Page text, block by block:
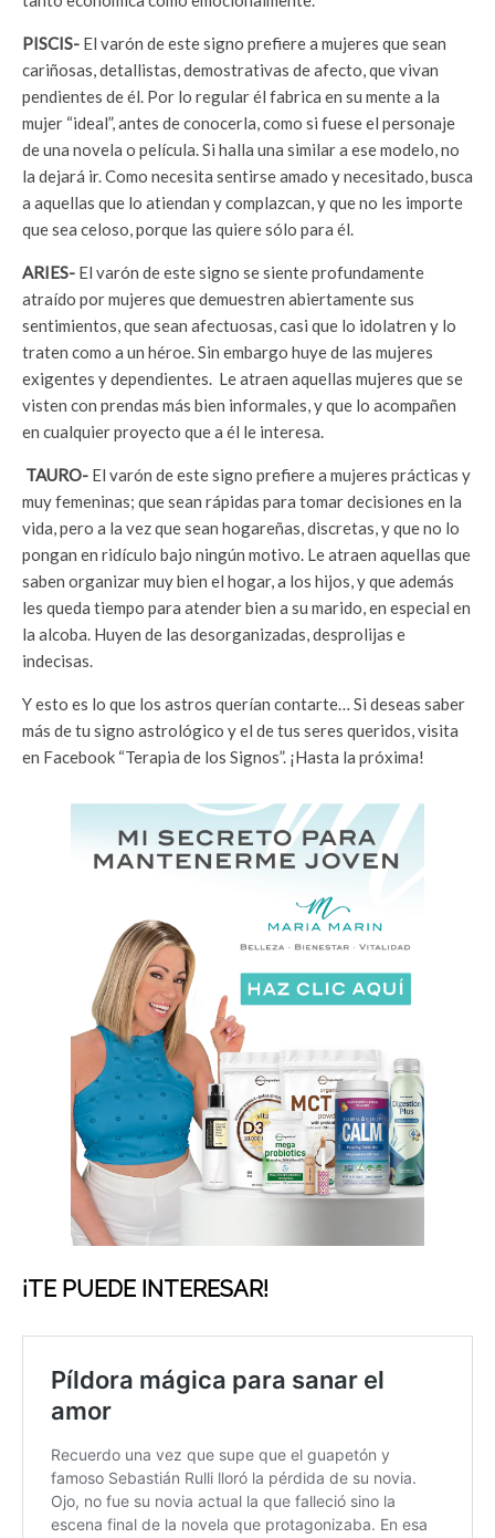
PISCIS- El varón de este signo prefiere a mujeres que sean
cariñosas, detallistas, demostrativas de afecto, que vivan
pendientes de él. Por lo regular él fabrica en su mente a la
mujer “ideal”, antes de conocerla, como si fuese el personaje
de una novela o película. Si halla una similar a ese modelo, no
la dejará ir. Como necesita sentirse amado y necesitado, busca
a aquellas que lo atiendan y complazcan, y que no les importe
que sea celoso, porque las quiere sólo para él.
ARIES- El varón de este signo se siente profundamente
atraído por mujeres que demuestren abiertamente sus
sentimientos, que sean afectuosas, casi que lo idolatren y lo
traten como a un héroe. Sin embargo huye de las mujeres
exigentes y dependientes. Le atraen aquellas mujeres que se
visten con prendas más bien informales, y que lo acompañen
en cualquier proyecto que a él le interesa.
TAURO- El varón de este signo prefiere a mujeres prácticas y
muy femeninas; que sean rápidas para tomar decisiones en la
vida, pero a la vez que sean hogareñas, discretas, y que no lo
pongan en ridículo bajo ningún motivo. Le atraen aquellas que
saben organizar muy bien el hogar, a los hijos, y que además
les queda tiempo para atender bien a su marido, en especial en
la alcoba. Huyen de las desorganizadas, desprolijas e
indecisas.
Y esto es lo que los astros querían contarte… Si deseas saber
más de tu signo astrológico y el de tus seres queridos, visita
en Facebook “Terapia de los Signos”. ¡Hasta la próxima!
¡TE PUEDE INTERESAR!